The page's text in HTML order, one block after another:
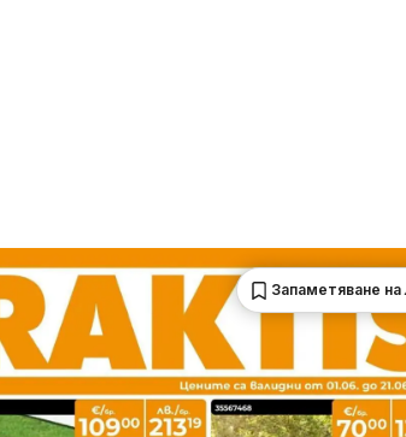
Запаметяване на